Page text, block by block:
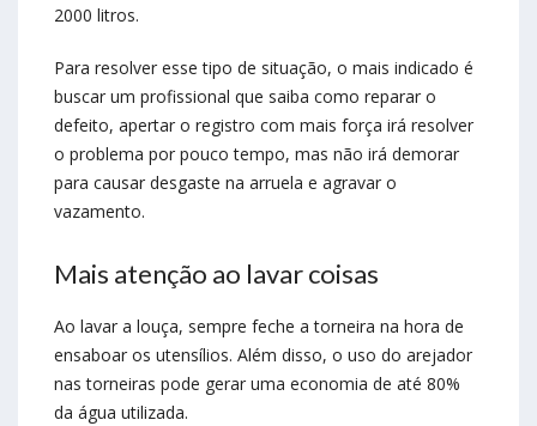
2000 litros.
Para resolver esse tipo de situação, o mais indicado é
buscar um profissional que saiba como reparar o
defeito, apertar o registro com mais força irá resolver
o problema por pouco tempo, mas não irá demorar
para causar desgaste na arruela e agravar o
vazamento.
Mais atenção ao lavar coisas
Ao lavar a louça, sempre feche a torneira na hora de
ensaboar os utensílios. Além disso, o uso do arejador
nas torneiras pode gerar uma economia de até 80%
da água utilizada.